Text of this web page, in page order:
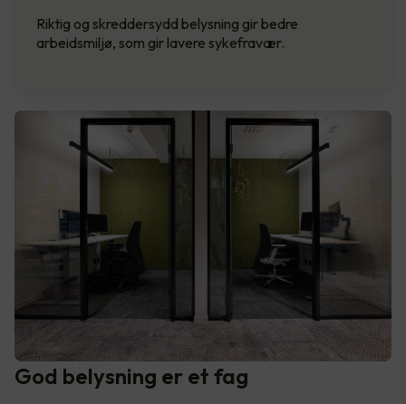
Riktig og skreddersydd belysning gir bedre
arbeidsmiljø, som gir lavere sykefravær.
God belysning er et fag